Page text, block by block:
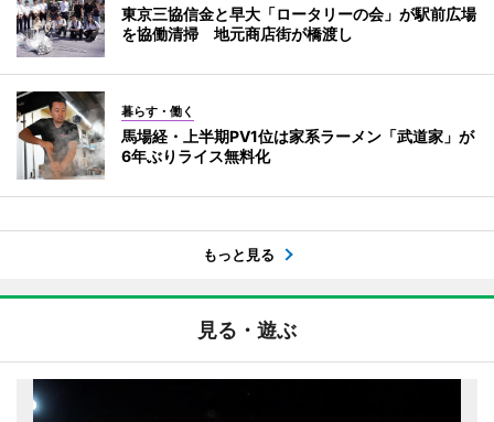
東京三協信金と早大「ロータリーの会」が駅前広場
を協働清掃 地元商店街が橋渡し
暮らす・働く
馬場経・上半期PV1位は家系ラーメン「武道家」が
6年ぶりライス無料化
もっと見る
見る・遊ぶ